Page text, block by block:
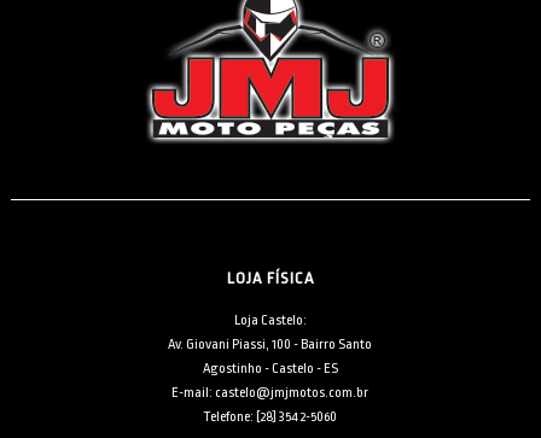
LOJA FÍSICA
Loja Castelo:
Av. Giovani Piassi, 100 - Bairro Santo
Agostinho - Castelo - ES
E-mail: castelo@jmjmotos.com.br
Telefone: [28] 3542-5060